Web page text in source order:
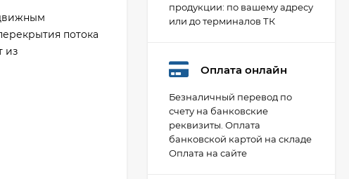
потока
из
продукции: по вашему адресу
или до терминалов ТК
Оплата онлайн
Безналичный перевод по
счету на банковские
реквизиты. Оплата
банковской картой на складе
Оплата на сайте
Фланец плоский 50-
10-01-1-B-Ст.20-IV
ГОСТ 33259-2015 ВФЗ